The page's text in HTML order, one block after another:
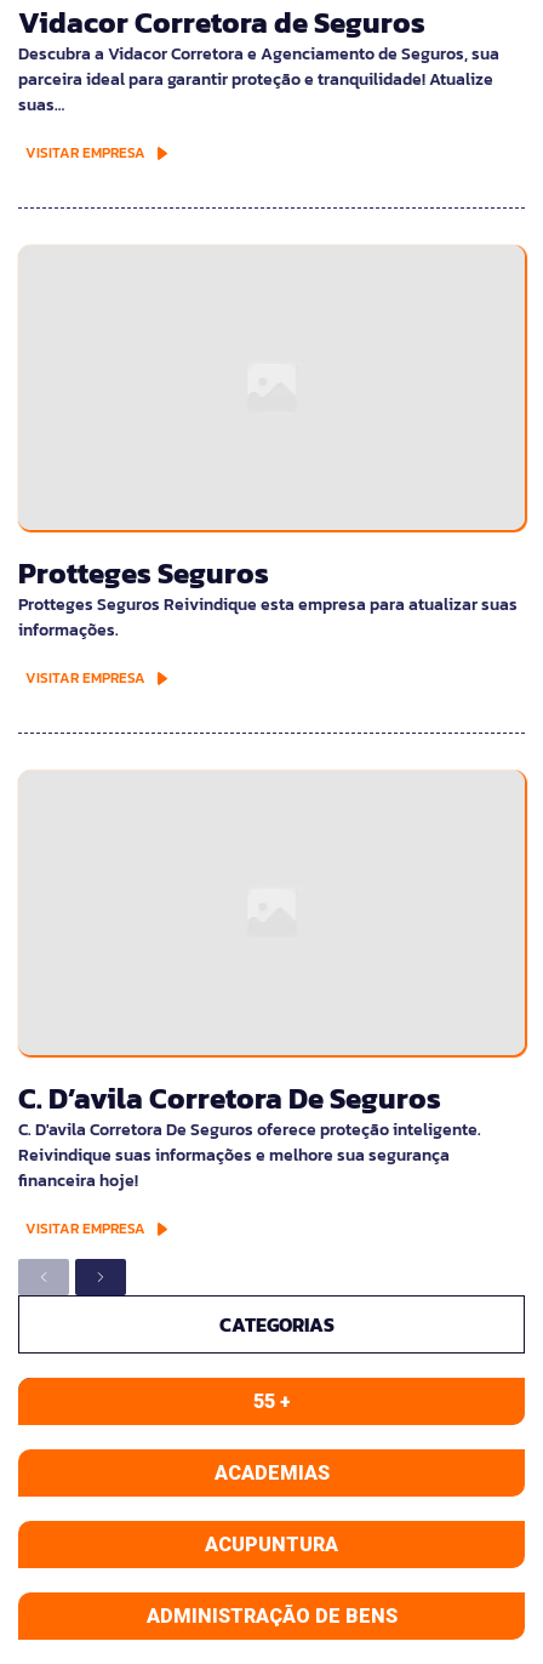
Vidacor Corretora de Seguros
Descubra a Vidacor Corretora e Agenciamento de Seguros, sua
parceira ideal para garantir proteção e tranquilidade! Atualize
suas…
VISITAR EMPRESA
Protteges Seguros
Protteges Seguros Reivindique esta empresa para atualizar suas
informações.
VISITAR EMPRESA
C. D’avila Corretora De Seguros
C. D'avila Corretora De Seguros oferece proteção inteligente.
Reivindique suas informações e melhore sua segurança
financeira hoje!
VISITAR EMPRESA
CATEGORIAS
55 +
ACADEMIAS
ACUPUNTURA
ADMINISTRAÇÃO DE BENS